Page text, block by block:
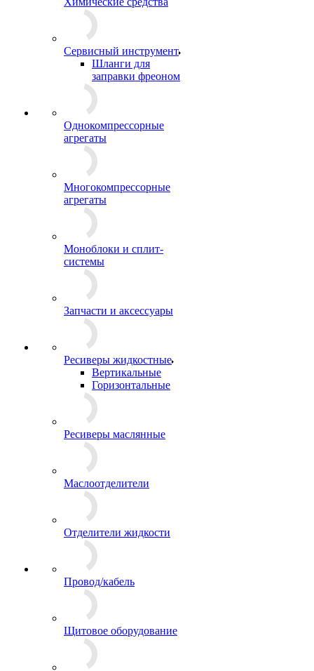
Сервисный инструмент
Шланги для
заправки фреоном
Однокомпрессорные
агрегаты
Многокомпрессорные
агрегаты
Моноблоки и сплит-
системы
Запчасти и аксессуары
Ресиверы жидкостные
Вертикальные
Горизонтальные
Ресиверы маслянные
Маслоотделители
Отделители жидкости
Провод/кабель
Щитовое оборудование